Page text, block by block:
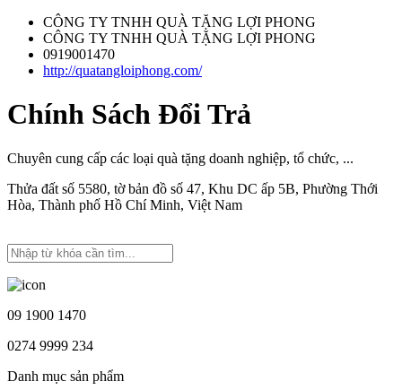
CÔNG TY TNHH QUÀ TẶNG LỢI PHONG
CÔNG TY TNHH QUÀ TẶNG LỢI PHONG
0919001470
http://quatangloiphong.com/
Chính Sách Đổi Trả
Chuyên cung cấp các loại quà tặng doanh nghiệp, tổ chức, ...
Thửa đất số 5580, tờ bản đồ số 47, Khu DC ấp 5B, Phường Thới
Hòa, Thành phố Hồ Chí Minh, Việt Nam
09 1900 1470
0274 9999 234
Danh mục sản phẩm